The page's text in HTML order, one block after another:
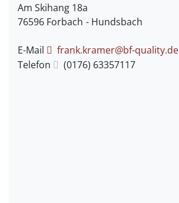
Hundsbach
Am Skihang 18a
76596 Forbach
E-Mail
frank.kramer@bf-quality.de
Telefon
(0176) 63357117